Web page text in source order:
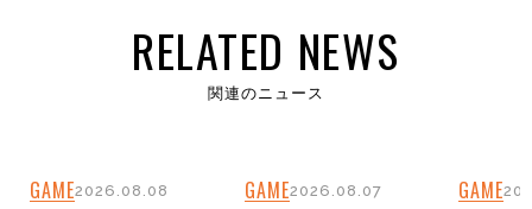
RELATED NEWS
関連のニュース
GAME2026.08.08 GAME2026.08.07 GAME